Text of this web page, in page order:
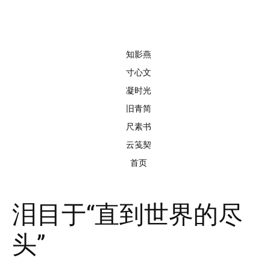
知影燕
寸心文
凝时光
旧青简
尺素书
云笺契
首页
泪目于“直到世界的尽
头”